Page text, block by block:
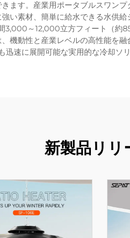
ます。産業用ポータブルスワン
い素材、簡単に給水できる水供
3,000～12,000立方フィート（約
機動性と産業レベルの高性能を
迅速に展開可能な実用的な冷却ソ
新製品リリ